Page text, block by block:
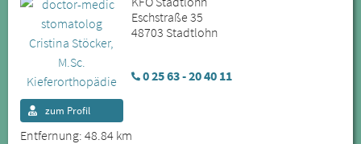
Eschstraße 35
48703 Stadtlohn
0 25 63 - 20 40 11
Entfernung: 48.84 km
zum Profil